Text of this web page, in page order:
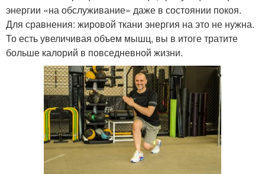
энергии «на обслуживание» даже в состоянии покоя.
Для сравнения: жировой ткани энергия на это не нужна.
То есть увеличивая объем мышц, вы в итоге тратите
больше калорий в повседневной жизни.